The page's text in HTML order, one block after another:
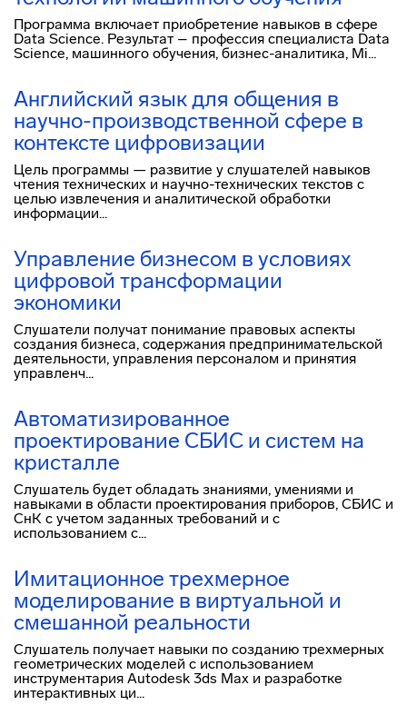
Программа включает приобретение навыков в сфере
Data Science. Результат – профессия специалиста Data
Science, машинного обучения, бизнес-аналитика, Mi...
Английский язык для общения в
научно-производственной сфере в
контексте цифровизации
Цель программы — развитие у слушателей навыков
чтения технических и научно-технических текстов с
целью извлечения и аналитической обработки
информации...
Управление бизнесом в условиях
цифровой трансформации
экономики
Слушатели получат понимание правовых аспекты
создания бизнеса, содержания предпринимательской
деятельности, управления персоналом и принятия
управленч...
Автоматизированное
проектирование СБИС и систем на
кристалле
Слушатель будет обладать знаниями, умениями и
навыками в области проектирования приборов, СБИС и
СнК с учетом заданных требований и с
использованием с...
Имитационное трехмерное
моделирование в виртуальной и
смешанной реальности
Слушатель получает навыки по созданию трехмерных
геометрических моделей с использованием
инструментария Autodesk 3ds Max и разработке
интерактивных ци...